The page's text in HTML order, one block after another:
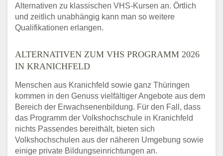
Alternativen zu klassischen VHS-Kursen an. Örtlich
und zeitlich unabhängig kann man so weitere
Qualifikationen erlangen.
ALTERNATIVEN ZUM VHS PROGRAMM 2026
IN KRANICHFELD
Menschen aus Kranichfeld sowie ganz Thüringen
kommen in den Genuss vielfältiger Angebote aus dem
Bereich der Erwachsenenbildung. Für den Fall, dass
das Programm der Volkshochschule in Kranichfeld
nichts Passendes bereithält, bieten sich
Volkshochschulen aus der näheren Umgebung sowie
einige private Bildungseinrichtungen an.